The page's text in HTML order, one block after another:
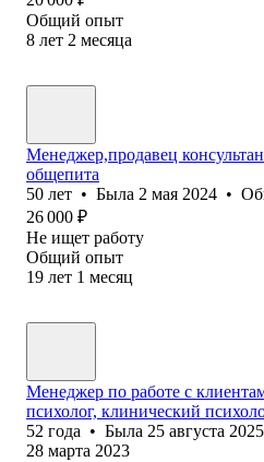
Общий опыт
8 лет 2 месяца
Менеджер,продавец
общепита
50 лет • Была 2 мая 2024 •
26 000 ₽
Не ищет работу
Общий опыт
19 лет 1 месяц
Менеджер по работе с
психолог, клинический
52 года • Была 25 августа 2025
28 марта 2023